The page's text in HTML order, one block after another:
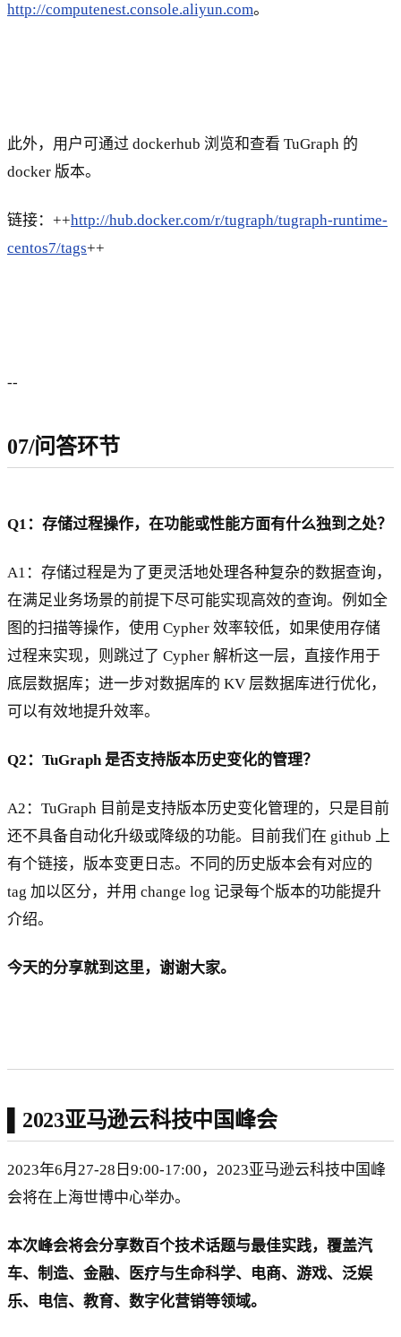
http://computenest.console.aliyun.com。
此外，用户可通过 dockerhub 浏览和查看 TuGraph 的
docker 版本。
链接：++http://hub.docker.com/r/tugraph/tugraph-runtime-
centos7/tags++
--
07/问答环节
Q1：存储过程操作，在功能或性能方面有什么独到之处？
A1：存储过程是为了更灵活地处理各种复杂的数据查询，
在满足业务场景的前提下尽可能实现高效的查询。例如全
图的扫描等操作，使用 Cypher 效率较低，如果使用存储
过程来实现，则跳过了 Cypher 解析这一层，直接作用于
底层数据库；进一步对数据库的 KV 层数据库进行优化，
可以有效地提升效率。
Q2：TuGraph 是否支持版本历史变化的管理？
A2：TuGraph 目前是支持版本历史变化管理的，只是目前
还不具备自动化升级或降级的功能。目前我们在 github 上
有个链接，版本变更日志。不同的历史版本会有对应的
tag 加以区分，并用 change log 记录每个版本的功能提升
介绍。
今天的分享就到这里，谢谢大家。
▌2023亚马逊云科技中国峰会
2023年6月27-28日9:00-17:00，2023亚马逊云科技中国峰
会将在上海世博中心举办。
本次峰会将会分享数百个技术话题与最佳实践，覆盖汽
车、制造、金融、医疗与生命科学、电商、游戏、泛娱
乐、电信、教育、数字化营销等领域。